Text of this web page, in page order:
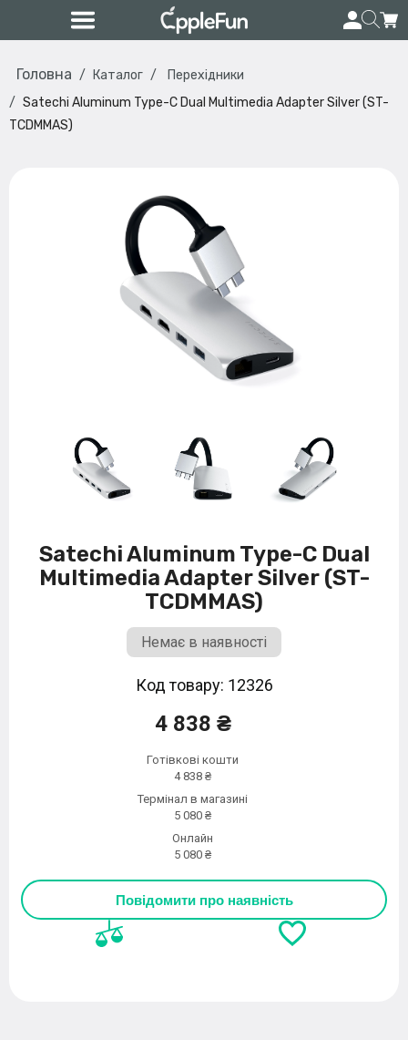
Головна Каталог
Перехідники
Satechi Aluminum Type-C Dual Multimedia Adapter Silver (ST-
TCDMMAS)
Satechi Aluminum Type-C Dual
Multimedia Adapter Silver (ST-
TCDMMAS)
Немає в наявності
Код товару: 12326
4 838 ₴
Готівкові кошти
4 838 ₴
Термінал в магазині
5 080 ₴
Онлайн
5 080 ₴
Повідомити про наявність